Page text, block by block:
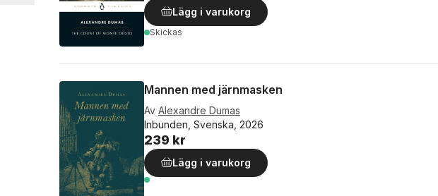
Lägg i varukorg
Skickas
Mannen med järnmasken
Av Alexandre Dumas
Inbunden, Svenska, 2026
239 kr
Lägg i varukorg